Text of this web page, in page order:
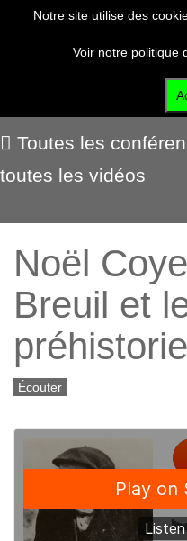
Voir et
Toutes les
toutes les vidéos
Noël
Breuil et
Écouter
Notre site utilise des
Voir notre politique